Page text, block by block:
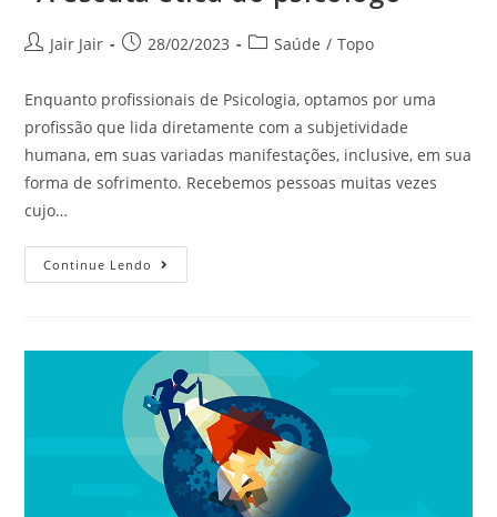
Jair Jair 28/02/2023 Saúde / Topo
Enquanto profissionais de Psicologia, optamos por uma
profissão que lida diretamente com a subjetividade
humana, em suas variadas manifestações, inclusive, em sua
forma de sofrimento. Recebemos pessoas muitas vezes
cujo…
Continue Lendo